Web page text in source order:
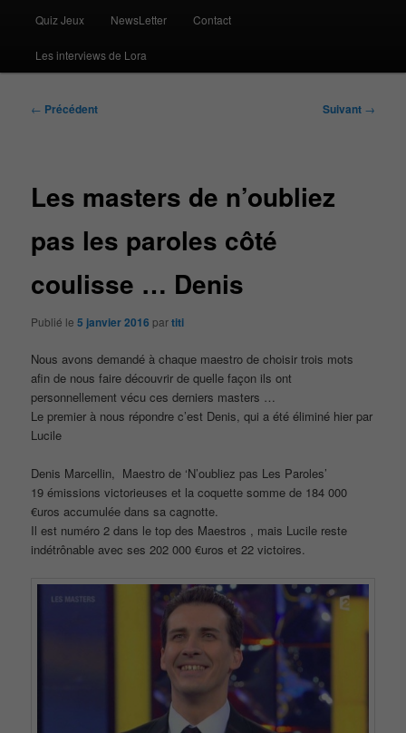
Quiz Jeux NewsLetter Contact
Les interviews de Lora
Navigation
← Précédent Suivant →
Les masters de n’oubliez
pas les paroles côté
coulisse … Denis
Publié le5 janvier 2016 partiti
Nous avons demandé à chaque maestro de choisir trois mots
afin de nous faire découvrir de quelle façon ils ont
personnellement vécu ces derniers masters …
Le premier à nous répondre c’est Denis, qui a été éliminé hier par
Lucile
Denis Marcellin, Maestro de ‘N’oubliez pas Les Paroles’
19 émissions victorieuses et la coquette somme de 184 000
€uros accumulée dans sa cagnotte.
Il est numéro 2 dans le top des Maestros , mais Lucile reste
indétrônable avec ses 202 000 €uros et 22 victoires.